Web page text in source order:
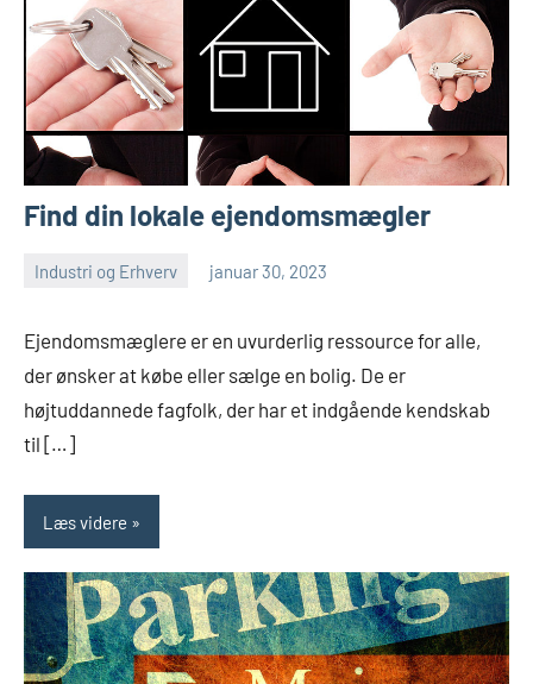
Find din lokale ejendomsmægler
Industri og Erhverv januar 30, 2023
Ejendomsmæglere er en uvurderlig ressource for alle,
der ønsker at købe eller sælge en bolig. De er
højtuddannede fagfolk, der har et indgående kendskab
til […]
Læs videre